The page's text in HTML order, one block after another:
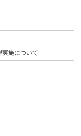
実施について